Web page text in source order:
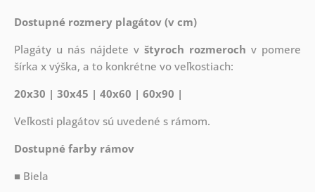
Dostupné rozmery plagátov (v cm)
Plagáty u nás nájdete vštyroch rozmeroch v pomere
šírka x výška, a to konkrétne vo veľkostiach:
20x30 | 30x45 | 40x60 | 60x90 |
Veľkosti plagátov sú uvedené s rámom.
Dostupné farby rámov
■ Biela